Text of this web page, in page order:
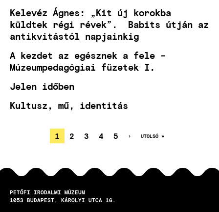
Kelevéz Ágnes: „Kit új korokba
küldtek régi révek”. Babits útján az
antikvitástól napjainkig
A kezdet az egésznek a fele -
Múzeumpedagógiai füzetek I.
Jelen időben
Kultusz, mű, identitás
OLDALSZÁMOZÁS
JELENLEGI
OLDAL
1 OLDAL
2 OLDAL
3 OLDAL
4 OLDAL
5
KÖVETKEZŐ
›
UTOLSÓ
UTOLSÓ »
PETŐFI IRODALMI MÚZEUM
1053
BUDAPEST KÁROLYI UTCA 16.